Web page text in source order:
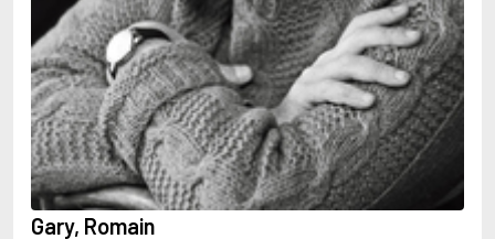
Abulhawa, Susan
Aburas, Lone
Achebe, Chinua
Achmatova, Anna
Aciman, André
Ackebo, Lena
Acker, Kathy
Ackroyd, Peter
Adam de la Halle
Adamov, Arthur
Adams, Douglas
Gary, Romain